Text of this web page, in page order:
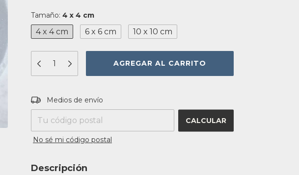
Tamaño: 4 x 4 cm
4 x 4 cm 6 x 6 cm 10 x 10 cm
Entregas para el CP:
Medios de envío
CALCULAR
No sé mi código postal
Descripción